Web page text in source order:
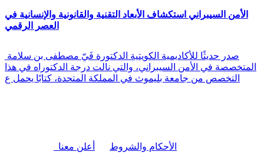
الأمن السيبراني استكشاف الأبعاد التقنية والقانونية والإنسانية في
العصر الرقمي
المتخصصة في الأمن السيبراني، والتي نالت درجة الدكتوراه في هذا
التخصص من جامعة بليموث في المملكة المتحدة، كتابًا يحمل ع
أعلن معنا الأحكام والشروط